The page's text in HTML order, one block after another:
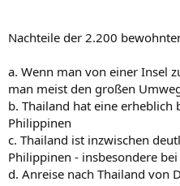
Nachteile der 2.200
a. Wenn man von einer Insel
man meist den großen
b. Thailand hat eine
Philippinen
c. Thailand ist inzwischen
Philippinen - insbesondere
d. Anreise nach Thailand von